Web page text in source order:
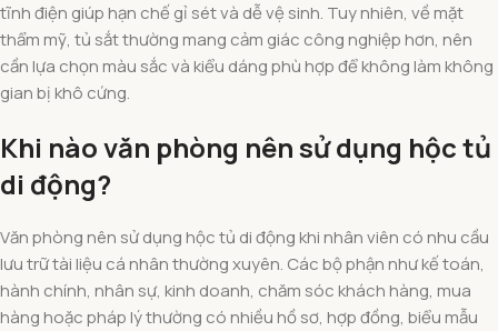
tĩnh điện giúp hạn chế gỉ sét và dễ vệ sinh. Tuy nhiên, về mặt
thẩm mỹ, tủ sắt thường mang cảm giác công nghiệp hơn, nên
cần lựa chọn màu sắc và kiểu dáng phù hợp để không làm không
gian bị khô cứng.
Khi nào văn phòng nên sử dụng hộc tủ
di động?
Văn phòng nên sử dụng hộc tủ di động khi nhân viên có nhu cầu
lưu trữ tài liệu cá nhân thường xuyên. Các bộ phận như kế toán,
hành chính, nhân sự, kinh doanh, chăm sóc khách hàng, mua
hàng hoặc pháp lý thường có nhiều hồ sơ, hợp đồng, biểu mẫu